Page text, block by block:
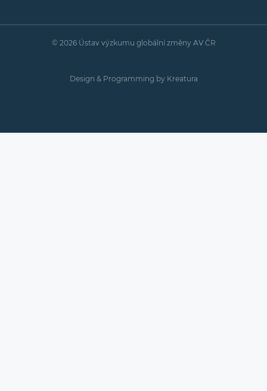
© 2026 Ústav výzkumu globální změny AV ČR
Design & Programming by Kreatura